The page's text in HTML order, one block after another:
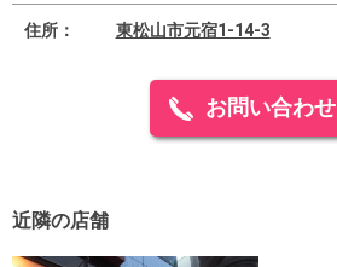
住所： 東松山市元宿1-14-3
お問い合わせ
近隣の店舗